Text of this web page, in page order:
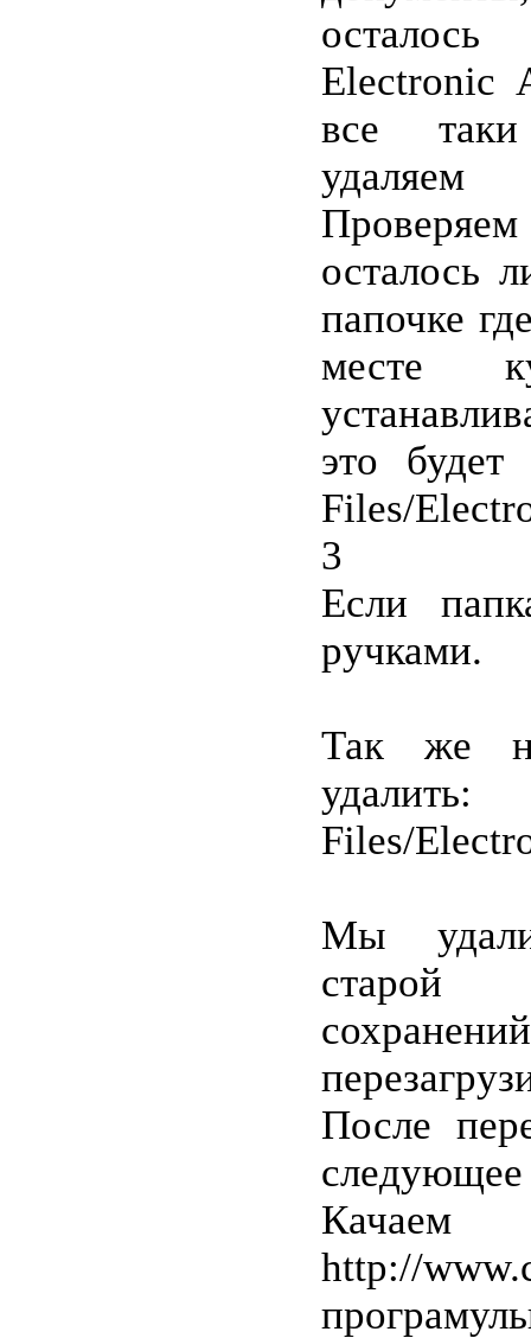
Electronic
все
осталось
папочке
месте
это
Files/
3
Если
ручками.
Так же
Files/
Мы
старой
После
следующее
http://